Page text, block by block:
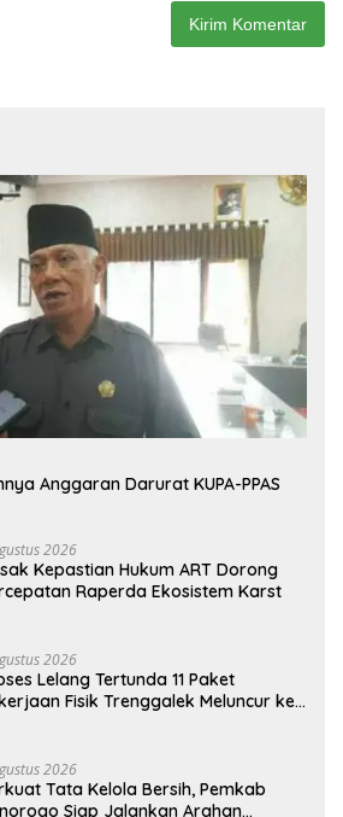
Anggaran Darurat KUPA-PPAS
2026
Kepastian Hukum ART Dorong
Raperda Ekosistem Karst
2026
Lelang Tertunda 11 Paket
Fisik Trenggalek Meluncur ke
2026
Tata Kelola Bersih, Pemkab
Siap Jalankan Arahan